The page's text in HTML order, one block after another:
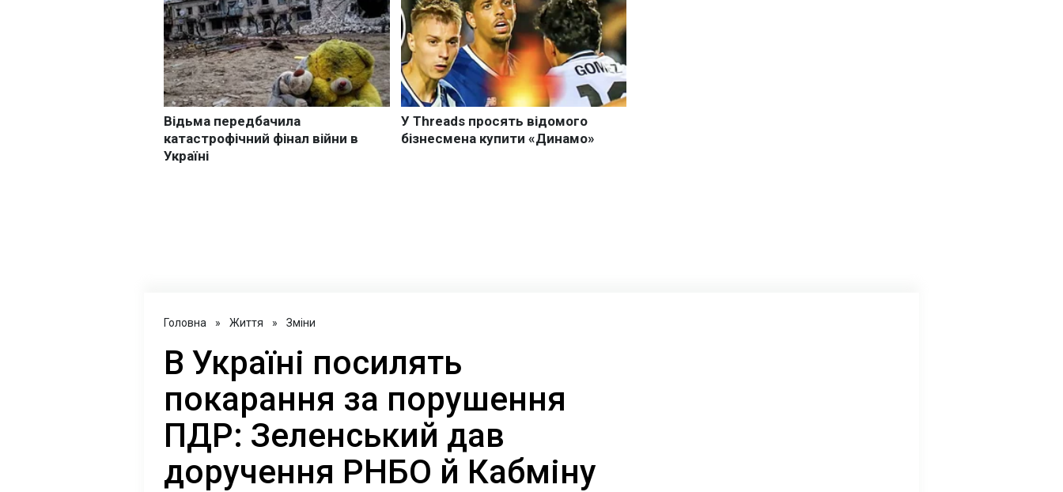
Головна » Життя » Зміни
В Україні посилять
покарання за порушення
ПДР: Зеленський дав
доручення РНБО й Кабміну